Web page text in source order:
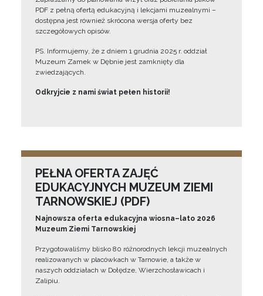
PDF z pełną ofertą edukacyjną i lekcjami muzealnymi –
dostępna jest również skrócona wersja oferty bez
szczegółowych opisów.
PS. Informujemy, że z dniem 1 grudnia 2025 r. oddział
Muzeum Zamek w Dębnie jest zamknięty dla
zwiedzających.
Odkryjcie z nami świat pełen historii!
PEŁNA OFERTA ZAJĘĆ
EDUKACYJNYCH MUZEUM ZIEMI
TARNOWSKIEJ (PDF)
Najnowsza oferta edukacyjna wiosna–lato 2026
Muzeum Ziemi Tarnowskiej
Przygotowaliśmy blisko 80 różnorodnych lekcji muzealnych
realizowanych w placówkach w Tarnowie, a także w
naszych oddziałach w Dołędze, Wierzchosławicach i
Zalipiu.